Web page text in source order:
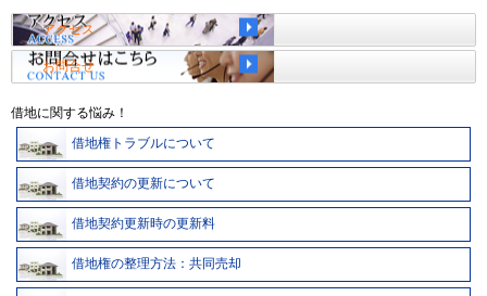
アクセス
お問合せ
借地に関する悩み！
借地権トラブルについて
借地契約の更新について
借地契約更新時の更新料
借地権の整理方法：共同売却